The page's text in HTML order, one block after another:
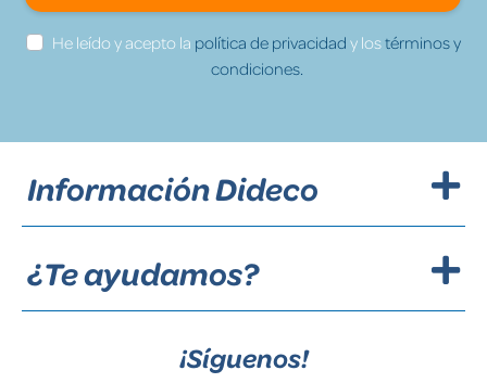
He leído y acepto la política de privacidad y lostérminos y
condiciones.
Información Dideco
¿Te ayudamos?
¡Síguenos!